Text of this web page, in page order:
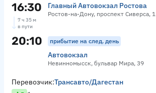
16:30 Главный Автовокзал Ростова
Ростов-на-Дону, проспект Сиверса, 1
7 ч 35 м
в пути
20:10 прибытие на след. день
Автовокзал
Невинномысск, бульвар Мира, 39
Перевозчик:Трансавто/Дагестан